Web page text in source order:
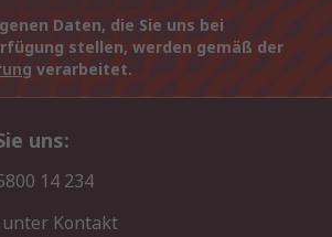
Daten, die Sie uns bei
stellen, werden gemäß der
verarbeitet.
uns:
14 234
Kontakt